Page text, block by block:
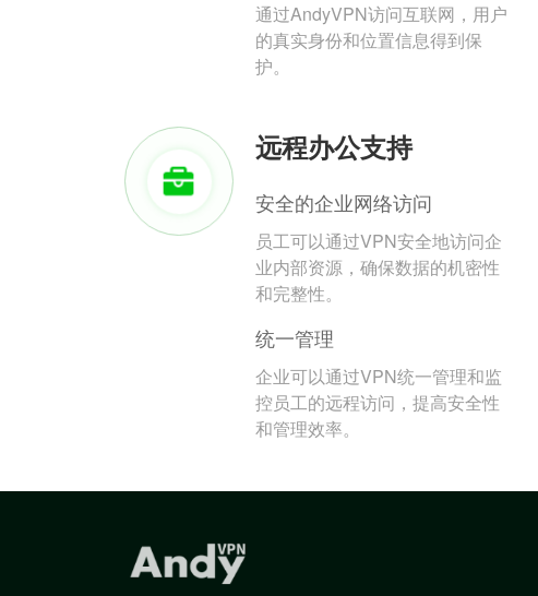
通过AndyVPN访问互联网，用户
的真实身份和位置信息得到保
护。
远程办公支持
安全的企业网络访问
员工可以通过VPN安全地访问企
业内部资源，确保数据的机密性
和完整性。
统一管理
企业可以通过VPN统一管理和监
控员工的远程访问，提高安全性
和管理效率。